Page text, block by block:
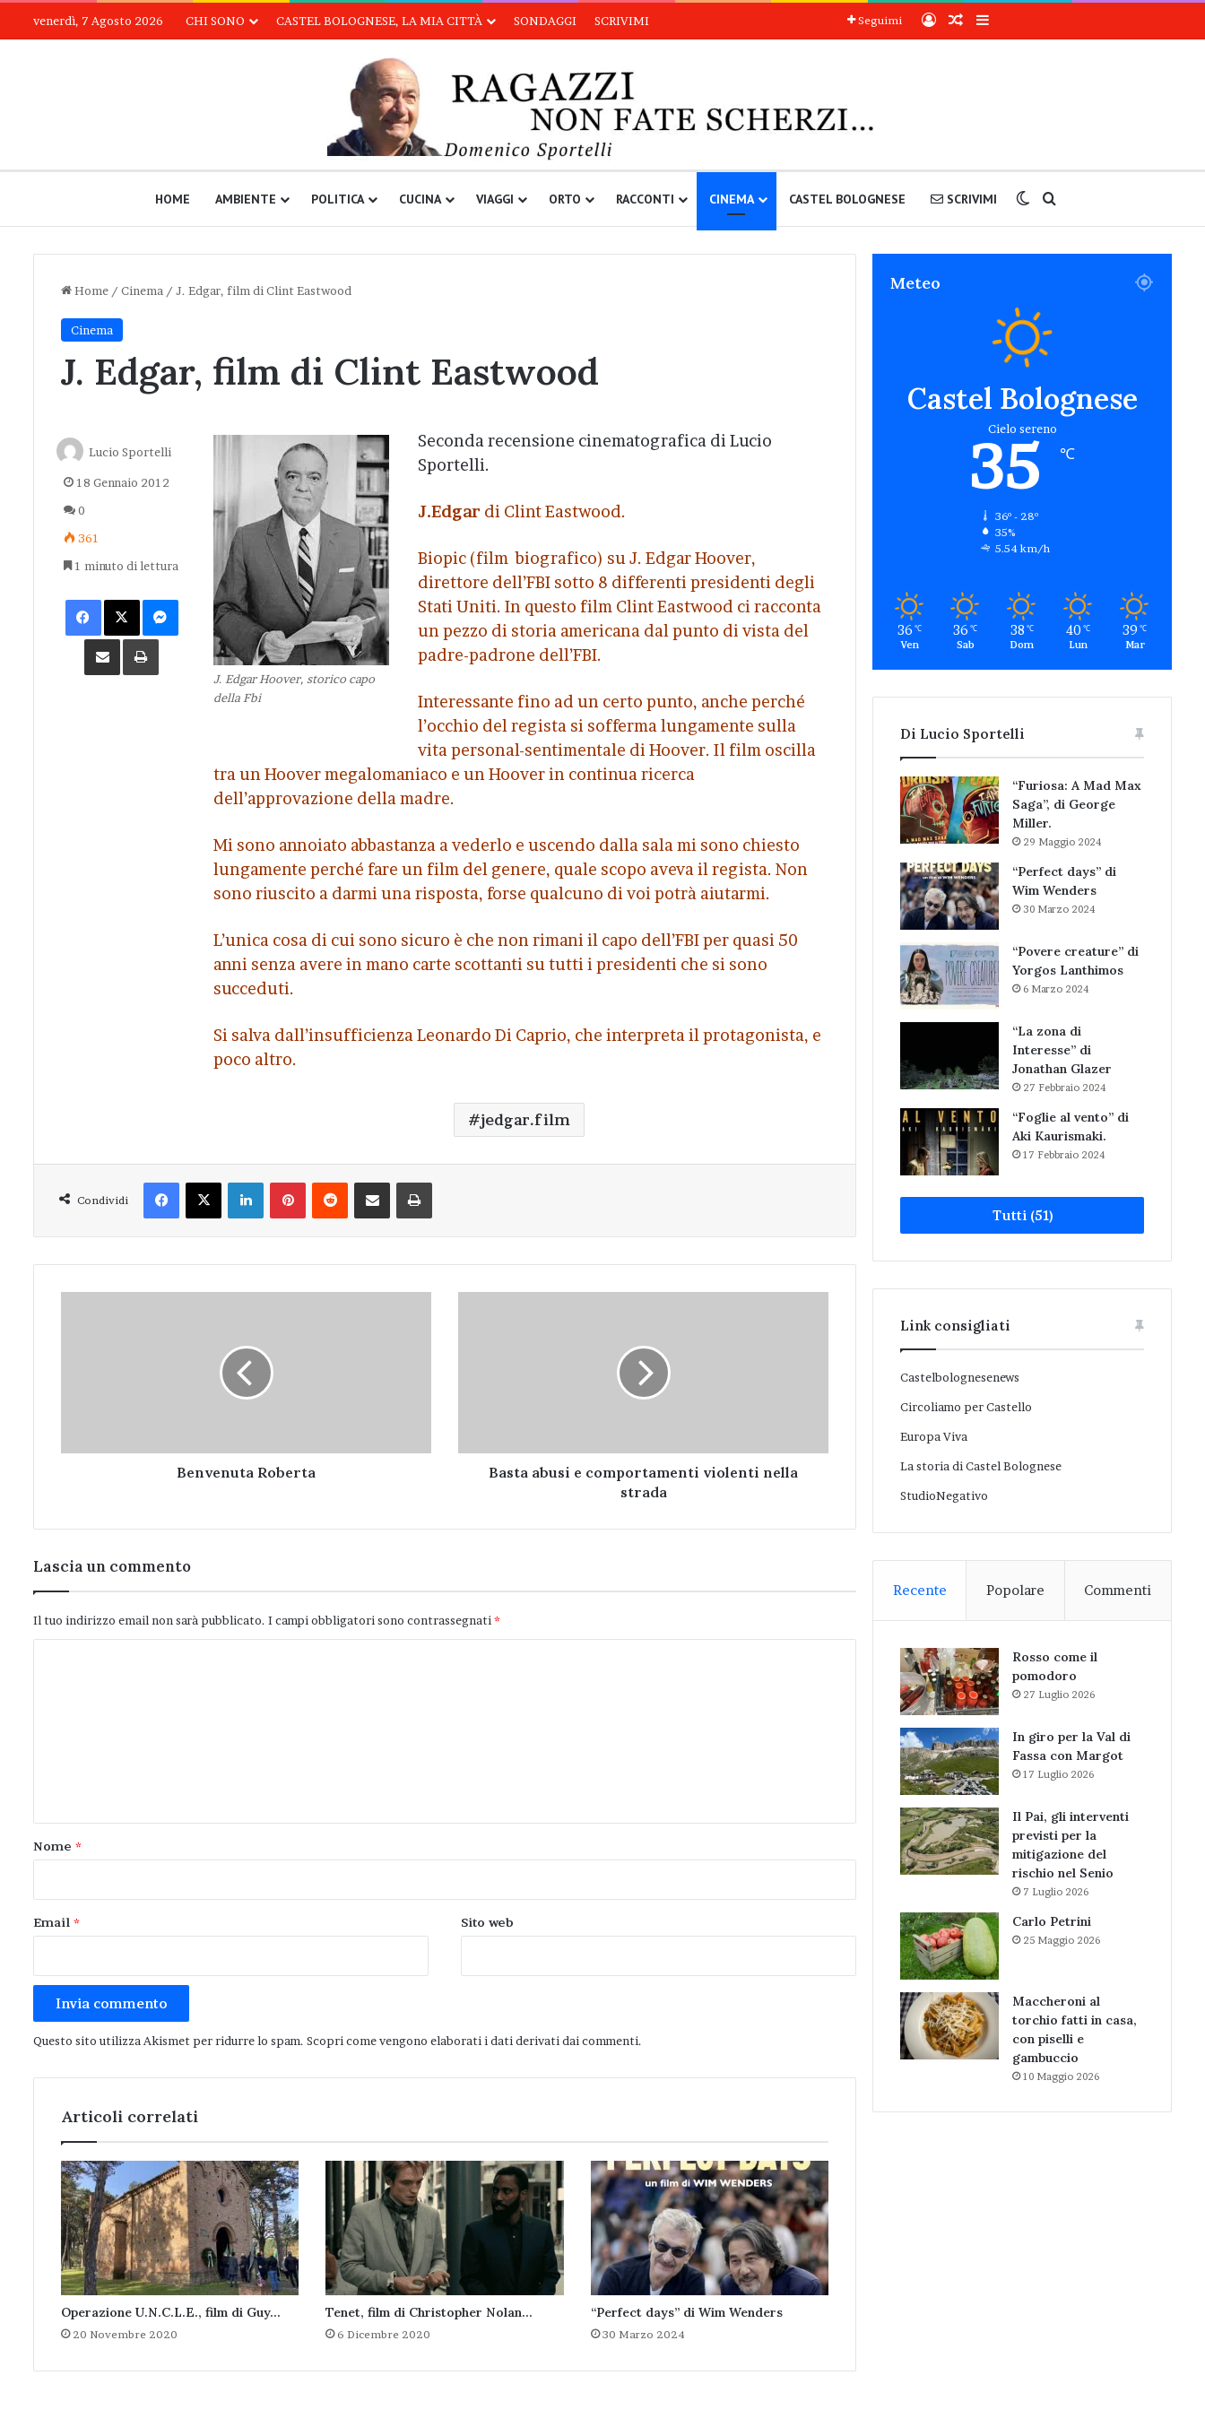
venerdì, 7 Agosto 2026 CHI SONO CASTEL BOLOGNESE, LA MIA CITTÀ SONDAGGI SCRIVIMI Seguimi AccediArticoli a sorpresa
Barra laterale
HOME AMBIENTE POLITICA CUCINA VIAGGI ORTO RACCONTI CINEMA CASTEL BOLOGNESE SCRIVIMI Cambia aspetto
Home / Cinema / J. Edgar, film di Clint Eastwood
Cinema
J. Edgar, film di Clint Eastwood
J. Edgar Hoover, storico capo
della Fbi
Seconda recensione cinematografica di Lucio
Sportelli.
J.Edgar di Clint Eastwood.
Biopic (film biografico) su J. Edgar Hoover,
direttore dell’FBI sotto 8 differenti presidenti degli
Stati Uniti. In questo film Clint Eastwood ci racconta
un pezzo di storia americana dal punto di vista del
padre-padrone dell’FBI.
Interessante fino ad un certo punto, anche perché
l’occhio del regista si sofferma lungamente sulla
vita personal-sentimentale di Hoover. Il film oscilla
tra un Hoover megalomaniaco e un Hoover in continua ricerca
dell’approvazione della madre.
Mi sono annoiato abbastanza a vederlo e uscendo dalla sala mi sono chiesto
lungamente perché fare un film del genere, quale scopo aveva il regista. Non
sono riuscito a darmi una risposta, forse qualcuno di voi potrà aiutarmi.
L’unica cosa di cui sono sicuro è che non rimani il capo dell’FBI per quasi 50
anni senza avere in mano carte scottanti su tutti i presidenti che si sono
succeduti.
Si salva dall’insufficienza Leonardo Di Caprio, che interpreta il protagonista, e
poco altro.
jedgar.film
Lucio Sportelli
18 Gennaio 2012
0
361
1 minuto di lettura
Facebook
X Messenger
Condividi via Email Stampa
Condividi
Facebook
X LinkedInPinterestReddit Condividi via Email Stampa
Benvenuta Roberta
Basta abusi e comportamenti violenti nella
strada
Lascia un commento
Il tuo indirizzo email non sarà pubblicato. I campi obbligatori sono contrassegnati *
o
Nome *
Email * Sito web
Questo sito utilizza Akismet per ridurre lo spam. Scopri come vengono elaborati i dati derivati dai commenti.
Articoli correlati
Operazione U.N.C.L.E., film di Guy…
20 Novembre 2020
Tenet, film di Christopher Nolan…
6 Dicembre 2020
“Perfect days” di Wim Wenders
30 Marzo 2024
Meteo
Castel Bolognese
Cielo sereno
35 ℃
36º - 28º
35%
5.54 km/h
36 ℃
Ven
36 ℃
Sab
38 ℃
Dom
40 ℃
Lun
39 ℃
Mar
Di Lucio Sportelli
“Furiosa: A Mad Max
Saga”, di George
Miller.
29 Maggio 2024
“Perfect days” di
Wim Wenders
30 Marzo 2024
“Povere creature” di
Yorgos Lanthimos
6 Marzo 2024
“La zona di
Interesse” di
Jonathan Glazer
27 Febbraio 2024
“Foglie al vento” di
Aki Kaurismaki.
17 Febbraio 2024
Tutti (51)
Link consigliati
Castelbolognesenews
Circoliamo per Castello
Europa Viva
La storia di Castel Bolognese
StudioNegativo
Recente Popolare Commenti
Rosso come il
pomodoro
27 Luglio 2026
In giro per la Val di
Fassa con Margot
17 Luglio 2026
Il Pai, gli interventi
previsti per la
mitigazione del
rischio nel Senio
7 Luglio 2026
Carlo Petrini
25 Maggio 2026
Maccheroni al
torchio fatti in casa,
con piselli e
gambuccio
10 Maggio 2026